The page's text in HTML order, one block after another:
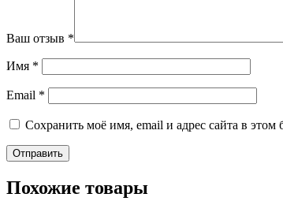
Ваш отзыв *
Имя *
Email *
Сохранить моё имя, email и адрес сайта в
Похожие товары